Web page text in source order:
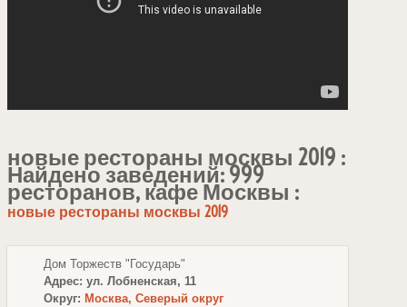
новые рестораны москвы 2019 :
Найдено заведений: 999
ресторанов, кафе Москвы :
новые рестораны москвы 2019
Дом Торжеств "Государь"
Адрес: ул. Лобненская, 11
Округ: Москва, Северый округ